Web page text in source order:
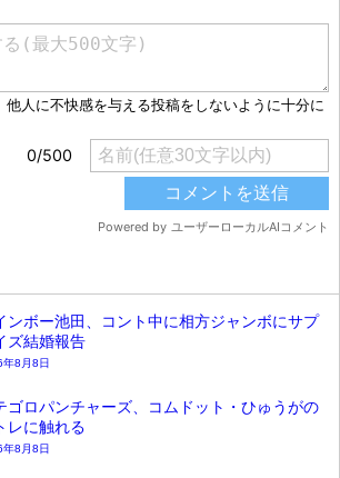
ンボー池田、コント中に相方ジャンボにサプ
ズ結婚報告
8月8日
ゴロパンチャーズ、コムドット・ひゅうがの
レに触れる
8月8日